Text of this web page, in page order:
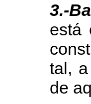
3.-
está
tal,
de